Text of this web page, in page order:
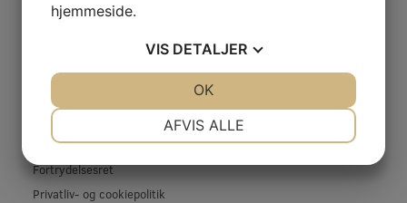
INFORMATIONER
Kontakt os
Fragt og levering
Betingelser & Vilkår
Fortrydelsesret
Privatliv- og cookiepolitik
hjemmeside.
VIS DETALJER
AFVIS ALLE
OK